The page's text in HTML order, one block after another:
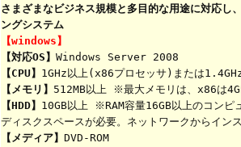
さまざまなビジネス規模と多目的な用途に対応し
ングシステム
【windows】
【対応OS】 Windows Server 2008
【CPU】 1GHz以上(x86プロセッサ)または
【メモリ】 512MB以上 ※最大メモリは、x86は
【HDD】 10GB以上 ※RAM容量16GB以上のコンピ
ディスクスペースが必要。ネットワークからイン
【メディア】 DVD-ROM